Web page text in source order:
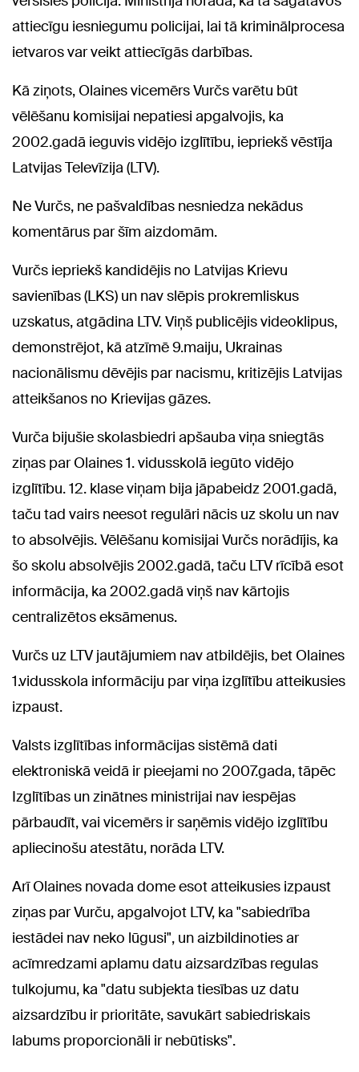
attiecīgu iesniegumu policijai, lai tā kriminālprocesa
ietvaros var veikt attiecīgās darbības.
Kā ziņots, Olaines vicemērs Vurčs varētu būt
vēlēšanu komisijai nepatiesi apgalvojis, ka
2002.gadā ieguvis vidējo izglītību, iepriekš vēstīja
Latvijas Televīzija (LTV).
Ne Vurčs, ne pašvaldības nesniedza nekādus
komentārus par šīm aizdomām.
Vurčs iepriekš kandidējis no Latvijas Krievu
savienības (LKS) un nav slēpis prokremliskus
uzskatus, atgādina LTV. Viņš publicējis videoklipus,
demonstrējot, kā atzīmē 9.maiju, Ukrainas
nacionālismu dēvējis par nacismu, kritizējis Latvijas
atteikšanos no Krievijas gāzes.
Vurča bijušie skolasbiedri apšauba viņa sniegtās
ziņas par Olaines 1. vidusskolā iegūto vidējo
izglītību. 12. klase viņam bija jāpabeidz 2001.gadā,
taču tad vairs neesot regulāri nācis uz skolu un nav
to absolvējis. Vēlēšanu komisijai Vurčs norādījis, ka
šo skolu absolvējis 2002.gadā, taču LTV rīcībā esot
informācija, ka 2002.gadā viņš nav kārtojis
centralizētos eksāmenus.
Vurčs uz LTV jautājumiem nav atbildējis, bet Olaines
1.vidusskola informāciju par viņa izglītību atteikusies
izpaust.
Valsts izglītības informācijas sistēmā dati
elektroniskā veidā ir pieejami no 2007.gada, tāpēc
Izglītības un zinātnes ministrijai nav iespējas
pārbaudīt, vai vicemērs ir saņēmis vidējo izglītību
apliecinošu atestātu, norāda LTV.
Arī Olaines novada dome esot atteikusies izpaust
ziņas par Vurču, apgalvojot LTV, ka "sabiedrība
iestādei nav neko lūgusi", un aizbildinoties ar
acīmredzami aplamu datu aizsardzības regulas
tulkojumu, ka "datu subjekta tiesības uz datu
aizsardzību ir prioritāte, savukārt sabiedriskais
labums proporcionāli ir nebūtisks".